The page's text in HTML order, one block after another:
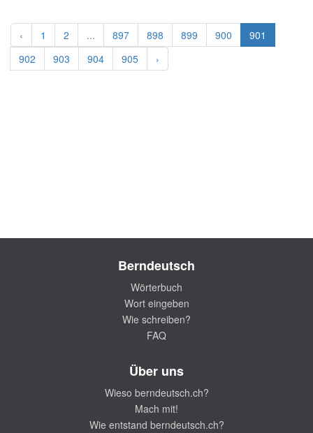
‹ 1 2 ... 897 898 899 900
901
902
903 904 905 ›
Berndeutsch
Wörterbuch
Wort eingeben
Wie schreiben?
FAQ
Über uns
Wieso berndeutsch.ch?
Mach mit!
Wie entstand berndeutsch.ch?